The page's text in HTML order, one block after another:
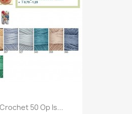
50 Op Is...